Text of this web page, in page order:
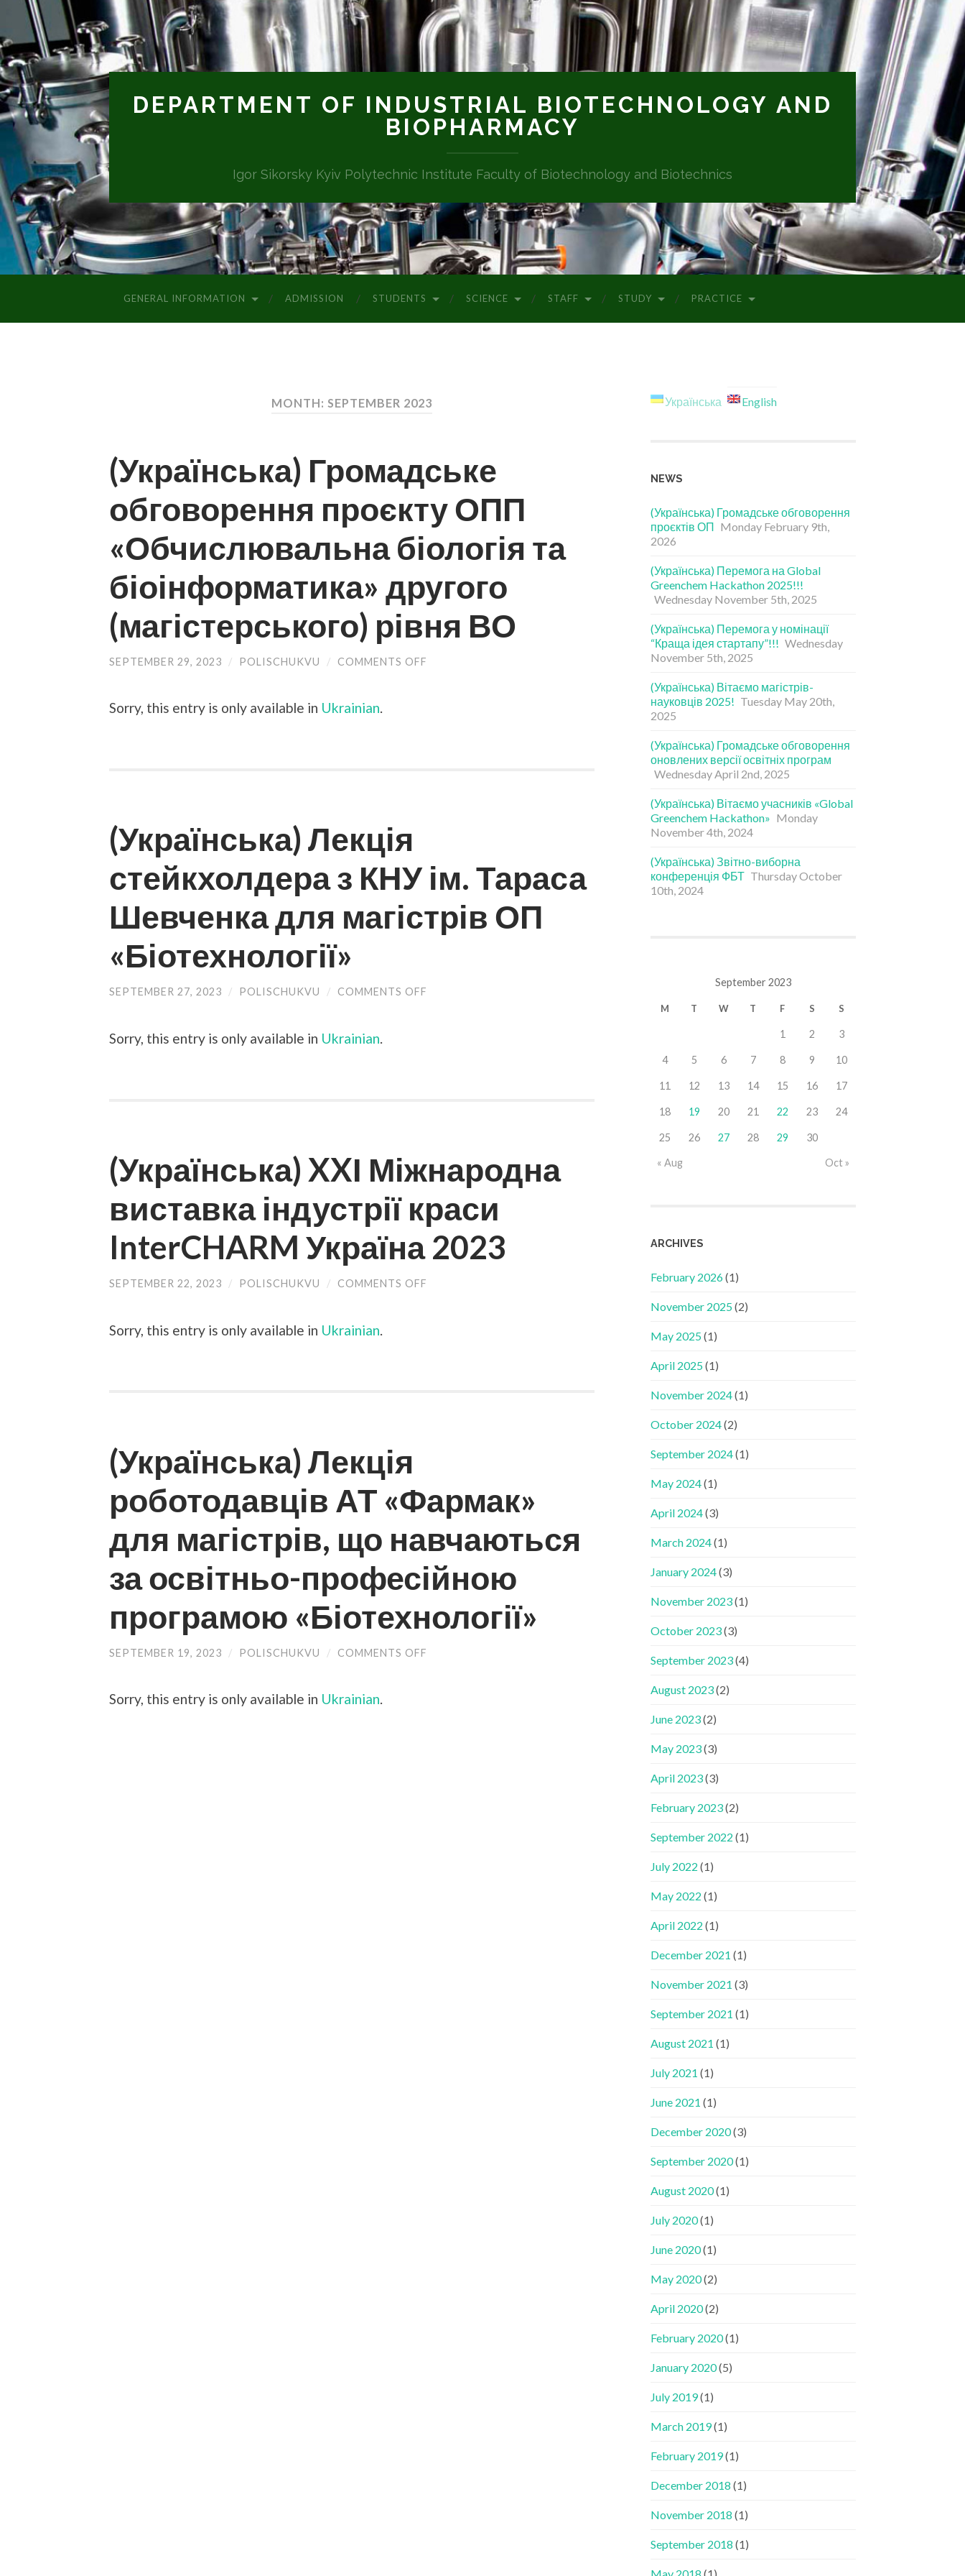
DEPARTMENT OF INDUSTRIAL BIOTECHNOLOGY AND
BIOPHARMACY
Igor Sikorsky Kyiv Polytechnic Institute Faculty of Biotechnology and Biotechnics
GENERAL INFORMATION ADMISSION STUDENTS SCIENCE STAFF STUDY PRACTICE
MONTH: SEPTEMBER 2023
(Українська) Громадське
обговорення проєкту ОПП
«Обчислювальна біологія та
біоінформатика» другого
(магістерського) рівня ВО
SEPTEMBER 29, 2023 / POLISCHUKVU / COMMENTS OFF
Sorry, this entry is only available in Ukrainian.
(Українська) Лекція
стейкхолдера з КНУ ім. Тараса
Шевченка для магістрів ОП
«Біотехнології»
SEPTEMBER 27, 2023 / POLISCHUKVU / COMMENTS OFF
Sorry, this entry is only available in Ukrainian.
(Українська) XXІ Міжнародна
виставка індустрії краси
InterCHARM Україна 2023
SEPTEMBER 22, 2023 / POLISCHUKVU / COMMENTS OFF
Sorry, this entry is only available in Ukrainian.
(Українська) Лекція
роботодавців АТ «Фармак»
для магістрів, що навчаються
за освітньо-професійною
програмою «Біотехнології»
SEPTEMBER 19, 2023 / POLISCHUKVU / COMMENTS OFF
Sorry, this entry is only available in Ukrainian.
Українська English
NEWS
(Українська) Громадське обговорення
проєктів ОП Monday February 9th,
2026
(Українська) Перемога на Global
Greenchem Hackathon 2025!!!
Wednesday November 5th, 2025
(Українська) Перемога у номінації
“Краща ідея стартапу”!!! Wednesday
November 5th, 2025
(Українська) Вітаємо магістрів-
науковців 2025! Tuesday May 20th,
2025
(Українська) Громадське обговорення
оновлених версії освітніх програм
Wednesday April 2nd, 2025
(Українська) Вітаємо учасників «Global
Greenchem Hackathon» Monday
November 4th, 2024
(Українська) Звітно-виборна
конференція ФБТ Thursday October
10th, 2024
September 2023
M T W T F S S
« Aug Oct »
1 2 3
4 5 6 7 8 9 10
11 12 13 14 15 16 17
18 19 20 21 22 23 24
25 26 27 28 29 30
ARCHIVES
February 2026(1)
November 2025(2)
May 2025(1)
April 2025(1)
November 2024(1)
October 2024(2)
September 2024(1)
May 2024(1)
April 2024(3)
March 2024(1)
January 2024(3)
November 2023(1)
October 2023(3)
September 2023(4)
August 2023(2)
June 2023(2)
May 2023(3)
April 2023(3)
February 2023(2)
September 2022 (1)
July 2022 (1)
May 2022 (1)
April 2022 (1)
December 2021 (1)
November 2021 (3)
September 2021 (1)
August 2021 (1)
July 2021 (1)
June 2021 (1)
December 2020(3)
September 2020(1)
August 2020(1)
July 2020(1)
June 2020(1)
May 2020(2)
April 2020(2)
February 2020(1)
January 2020(5)
July 2019(1)
March 2019(1)
February 2019(1)
December 2018 (1)
November 2018 (1)
September 2018 (1)